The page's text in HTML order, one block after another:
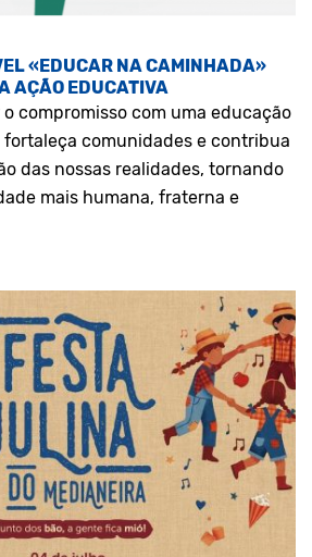
«EDUCAR NA CAMINHADA»
AÇÃO EDUCATIVA
compromisso com uma educação
fortaleça comunidades e contribua
das nossas realidades, tornando
mais humana, fraterna e